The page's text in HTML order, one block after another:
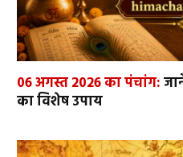
06 अगस्त 2026 का पंचांग:
का विशेष उपाय